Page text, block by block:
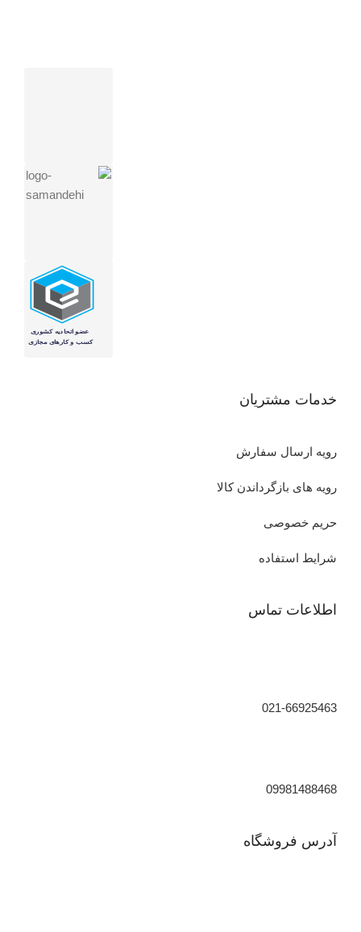
آدرس فروشگاه
اطلاعات تماس
021-66925463
09981488468
خدمات مشتریان
رویه ارسال سفارش
رویه های بازگرداندن کالا
حریم خصوصی
شرایط استفاده